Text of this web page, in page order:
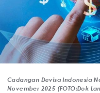
Cadangan Devisa Indonesia
November 2025 (FOTO:Dok